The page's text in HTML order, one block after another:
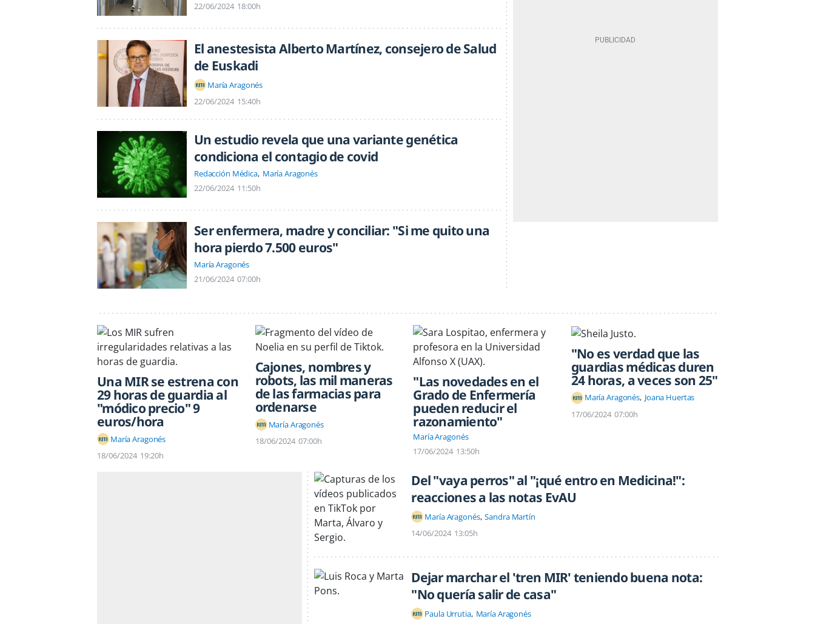
22/06/2024 18:00h
El anestesista Alberto Martínez, consejero de Salud
de Euskadi
María Aragonés
22/06/2024 15:40h
Un estudio revela que una variante genética
condiciona el contagio de covid
Redacción Médica María Aragonés
22/06/2024 11:50h
Ser enfermera, madre y conciliar: "Si me quito una
hora pierdo 7.500 euros"
María Aragonés
21/06/2024 07:00h
Una MIR se estrena con
29 horas de guardia al
"módico precio" 9
euros/hora
María Aragonés
18/06/2024 19:20h
Cajones, nombres y
robots, las mil maneras
de las farmacias para
ordenarse
María Aragonés
18/06/2024 07:00h
"Las novedades en el
Grado de Enfermería
pueden reducir el
razonamiento"
María Aragonés
17/06/2024 13:50h
"No es verdad que las
guardias médicas duren
24 horas, a veces son 25"
María Aragonés Joana Huertas
17/06/2024 07:00h
Del "vaya perros" al "¡qué entro en Medicina!":
reacciones a las notas EvAU
María Aragonés Sandra Martín
14/06/2024 13:05h
Dejar marchar el 'tren MIR' teniendo buena nota:
"No quería salir de casa"
Paula Urrutia María Aragonés